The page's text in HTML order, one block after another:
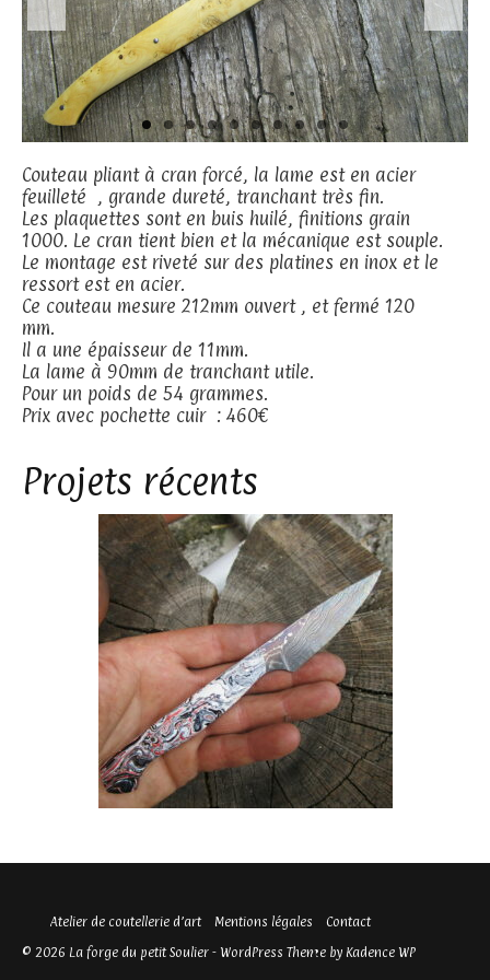
Couteau pliant à cran forcé, la lame est en acier
feuilleté , grande dureté, tranchant très fin.
Les plaquettes sont en buis huilé, finitions grain
1000. Le cran tient bien et la mécanique est souple.
Le montage est riveté sur des platines en inox et le
ressort est en acier.
Ce couteau mesure 212mm ouvert , et fermé 120
mm.
Il a une épaisseur de 11mm.
La lame à 90mm de tranchant utile.
Pour un poids de 54 grammes.
Prix avec pochette cuir : 460€
Projets récents
Atelier de coutellerie d’art Mentions légales
Contact
© 2026 La forge du petit Soulier - WordPress Theme by Kadence WP